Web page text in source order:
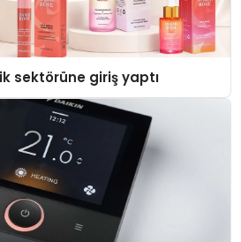
sektörüne giriş yaptı